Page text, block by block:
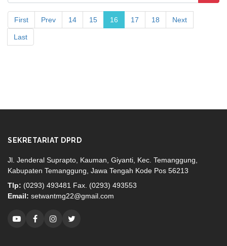
First Prev 14 15 16 17 18 Next
Last
SEKRETARIAT DPRD
Jl. Jenderal Suprapto, Kauman, Giyanti, Kec. Temanggung,
Kabupaten Temanggung, Jawa Tengah Kode Pos 56213
Tlp: (0293) 493481 Fax. (0293) 493553
Email: setwantmg22@gmail.com